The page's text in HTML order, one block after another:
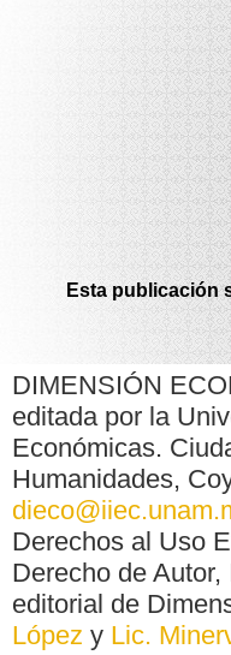
Esta publicación
DIMENSIÓN
editada por la
Económicas.
Humanidades,
Derechos al Uso
Derecho de
editorial de
López y Lic.